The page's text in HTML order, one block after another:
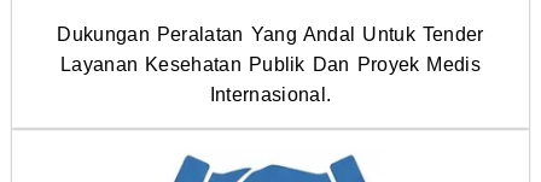
Dukungan Peralatan Yang Andal Untuk Tender
Layanan Kesehatan Publik Dan Proyek Medis
Internasional.